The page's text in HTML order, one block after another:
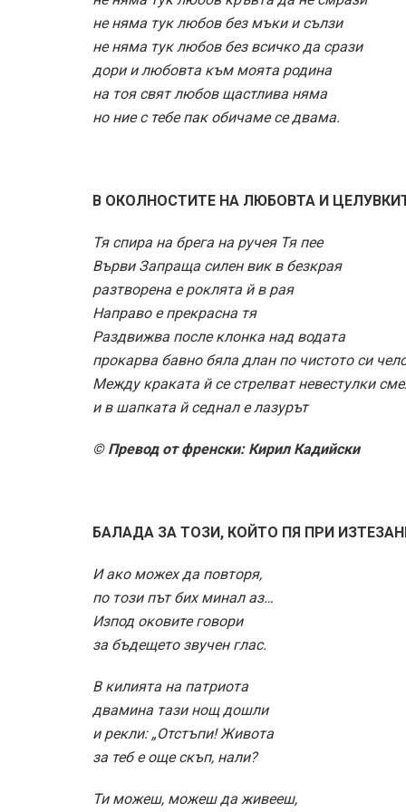
не няма тук любов без мъки и сълзи
не няма тук любов без всичко да срази
дори и любовта към моята родина
на тоя свят любов щастлива няма
но ние с тебе пак обичаме се двама.
В ОКОЛНОСТИТЕ НА ЛЮБОВТА И
Тя спира на брега на ручея Тя пее
Върви Запраща силен вик в безкрая
разтворена е роклята й в рая
Направо е прекрасна тя
Раздвижва после клонка над водата
прокарва бавно бяла длан по чистото си
Между краката й се стрелват невестулки
и в шапката й седнал е лазурът
© Превод от френски: Кирил Кадийски
БАЛАДА ЗА ТОЗИ, КОЙТО ПЯ ПРИ
И ако можех да повторя,
по този път бих минал аз…
Изпод оковите говори
за бъдещето звучен глас.
В килията на патриота
двамина тази нощ дошли
и рекли: „Отстъпи! Живота
за теб е още скъп, нали?
Ти можеш, можеш да живееш,